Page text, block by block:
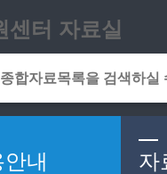
센터 자료실
내 자